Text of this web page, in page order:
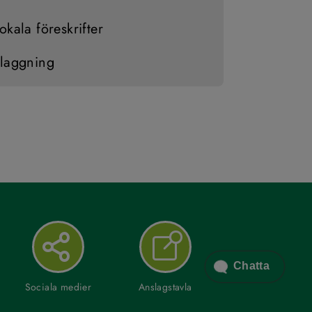
föreskrifter
Sociala medier Anslagstavla
Chatta